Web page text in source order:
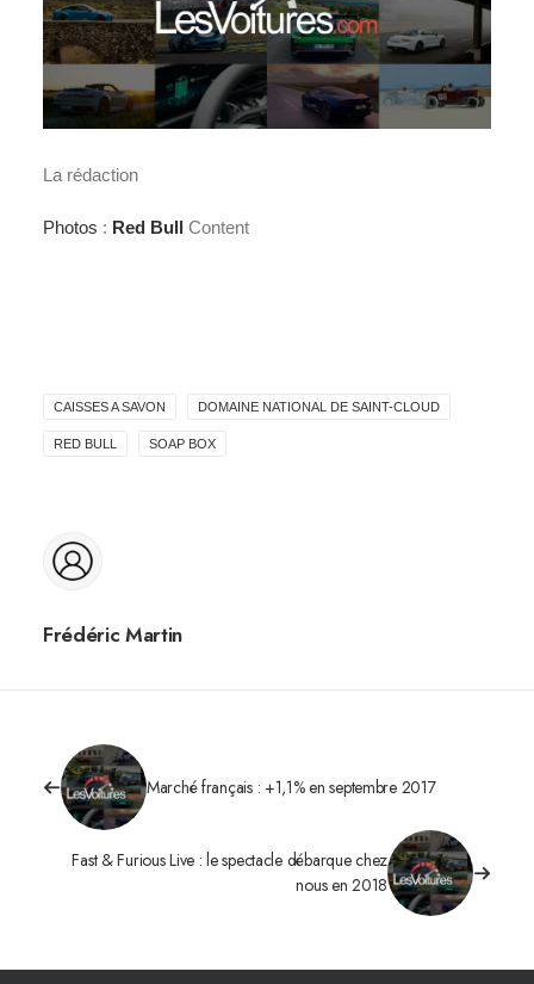
La rédaction
Photos : Red Bull Content
CAISSES A SAVON DOMAINE NATIONAL DE SAINT-CLOUD
RED BULL SOAP BOX
Frédéric Martin
Marché français : +1,1% en septembre 2017
Fast & Furious Live : le spectacle débarque chez
nous en 2018